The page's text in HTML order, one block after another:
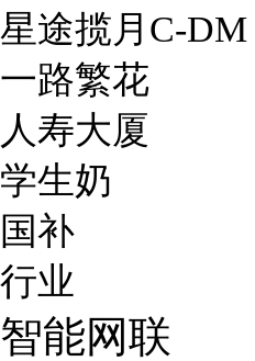
星途揽月C-DM
一路繁花
人寿大厦
学生奶
国补
行业
智能网联